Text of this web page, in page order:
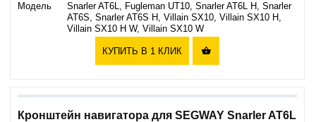
Модель
Snarler AT6L, Fugleman UT10, Snarler AT6L H, Snarler
AT6S, Snarler AT6S H, Villain SX10, Villain SX10 H,
Villain SX10 H W, Villain SX10 W
КУПИТЬ В 1 КЛИК 
Кронштейн навигатора для SEGWAY Snarler AT6L